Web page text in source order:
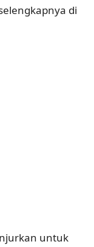
di
untuk